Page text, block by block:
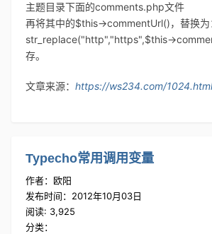
主题目录下面的comments.php文件
再将其中的$this->commentUrl()，替换
str_replace("http","https",$this-
存。
文章来源： https://ws234.com/1024.html
Typecho常用调用变量
作者：欧阳
发布时间：2012年10月03日
阅读: 3,925
分类：